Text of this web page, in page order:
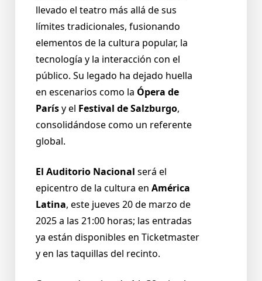
llevado el teatro más allá de sus
límites tradicionales, fusionando
elementos de la cultura popular, la
tecnología y la interacción con el
público. Su legado ha dejado huella
en escenarios como la Ópera de
Parísy el Festival de Salzburgo,
consolidándose como un referente
global.
El Auditorio Nacional será el
epicentro de la cultura en América
Latina, este jueves 20 de marzo de
2025 a las 21:00 horas; las entradas
ya están disponibles en Ticketmaster
y en las taquillas del recinto.